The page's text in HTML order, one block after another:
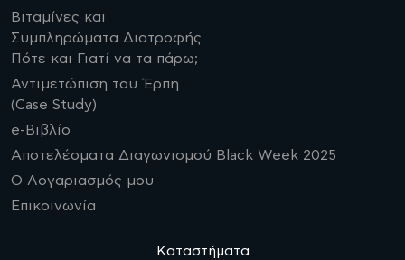
Βιταμίνες και
Συμπληρώματα Διατροφής
Πότε και Γιατί να τα πάρω;
Αντιμετώπιση του Έρπη
(Case Study)
e-Βιβλίο
Αποτελέσματα Διαγωνισμού Black Week 2025
Ο Λογαριασμός μου
Επικοινωνία
Καταστήματα